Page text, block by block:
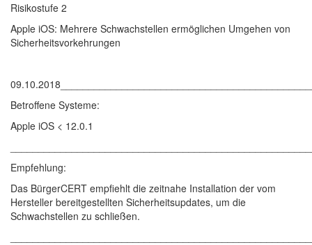
Risikostufe 2
Apple iOS: Mehrere Schwachstellen ermöglichen Umgehen von
Sicherheitsvorkehrungen
Betroffene Systeme:
Apple iOS < 12.0.1
Empfehlung:
Das BürgerCERT empfiehlt die zeitnahe Installation der vom
Hersteller bereitgestellten Sicherheitsupdates, um die
Schwachstellen zu schließen.